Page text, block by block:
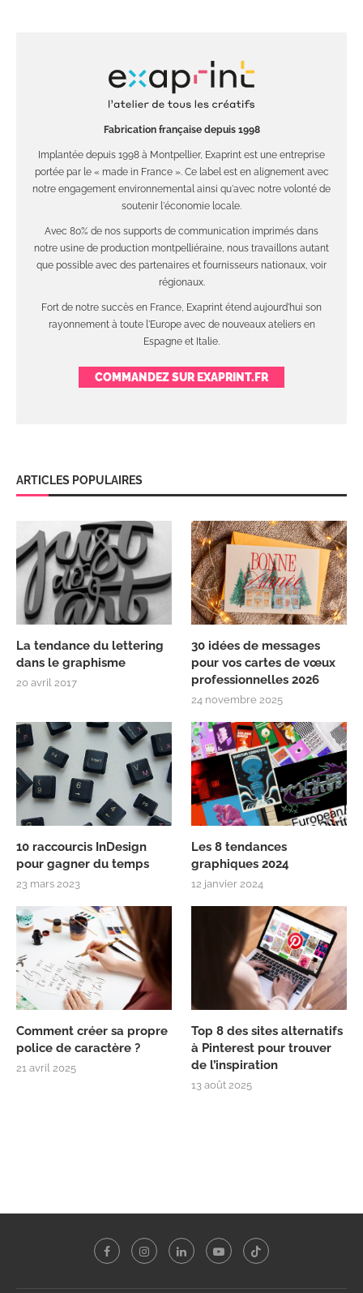
Fabrication française depuis 1998
Implantée depuis 1998 à Montpellier, Exaprint est une entreprise
portée par le « made in France ». Ce label est en alignement avec
notre engagement environnemental ainsi qu'avec notre volonté de
soutenir l'économie locale.
Avec 80% de nos supports de communication imprimés dans
notre usine de production montpelliéraine, nous travaillons autant
que possible avec des partenaires et fournisseurs nationaux, voir
régionaux.
Fort de notre succès en France, Exaprint étend aujourd'hui son
rayonnement à toute l'Europe avec de nouveaux ateliers en
Espagne et Italie.
COMMANDEZ SUR EXAPRINT.FR
ARTICLES POPULAIRES
La tendance du lettering
dans le graphisme
20 avril 2017
30 idées de messages
pour vos cartes de vœux
professionnelles 2026
24 novembre 2025
10 raccourcis InDesign
pour gagner du temps
23 mars 2023
Les 8 tendances
graphiques 2024
12 janvier 2024
Comment créer sa propre
police de caractère ?
21 avril 2025
Top 8 des sites alternatifs
à Pinterest pour trouver
de l’inspiration
13 août 2025